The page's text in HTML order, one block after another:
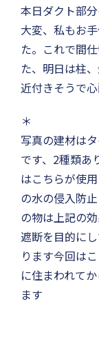
本日ダクト部
大変、私もお
た。これで間
た、明日は柱
近付きそうで心
＊
写真の建材は
です、2種類あ
はこちらが使
の水の侵入防
の物は上記の
遮断を目的に
ります今回は
に住まわれて
ます